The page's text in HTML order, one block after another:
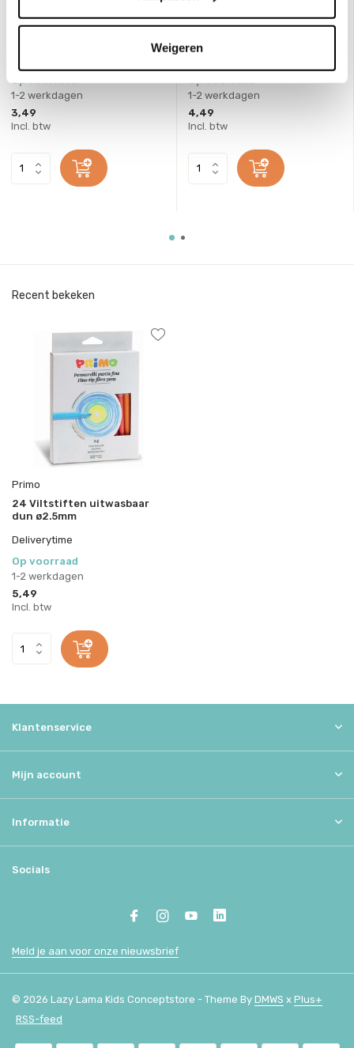
Weigeren
Kleurpotloden Minabella
Op voorraad
1-2 werkdagen
3,49
Incl. btw
Primo
Viltstiften Fluor 6 stuks
Op voorraad
1-2 werkdagen
4,49
Incl. btw
Recent bekeken
Primo
24 Viltstiften uitwasbaar
dun ø2.5mm
Deliverytime
Op voorraad
1-2 werkdagen
5,49
Incl. btw
Klantenservice
Mijn account
Informatie
Socials
Meld je aan voor onze nieuwsbrief
© 2026 Lazy Lama Kids Conceptstore - Theme By DMWS x Plus+
RSS-feed